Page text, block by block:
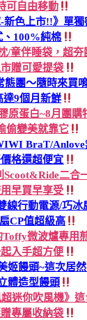
可自由移動
-新色上市!!》單
、100%純棉
/童伴睡袋，超
贈可愛提袋
態團～隨時來買
達9個月新鮮
原蛋白~8月團購
偷變美就靠它
BraT/
格還超便宜
Scoot&Ride二合
早買早享受
線行動電源/巧冰
CP值超級高
Toffy微波爐專用
入手超方便
姬饅頭~這次居
體造型饅頭
超迷你吹風機》
專屬收納袋